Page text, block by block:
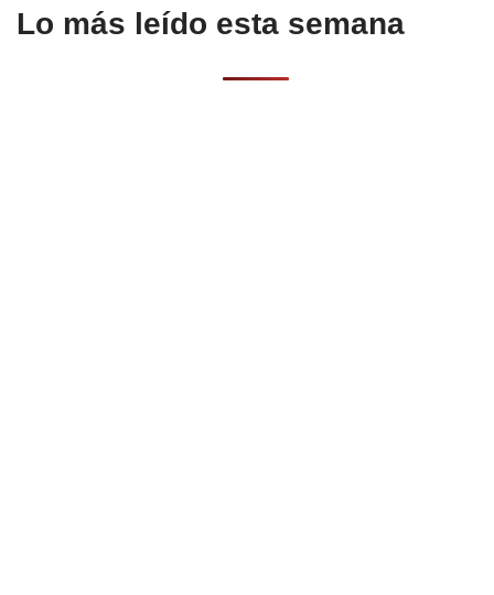
Lo más leído esta semana